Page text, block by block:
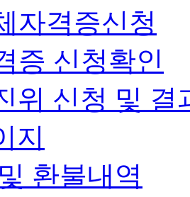
자격증신청
증 신청확인
위 신청 및 결
지
환불내역